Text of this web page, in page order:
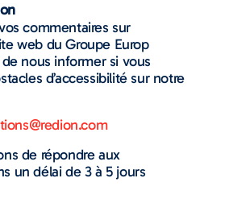
commentaires sur
web du Groupe Europ
nous informer si vous
d’accessibilité sur notre
de répondre aux
un délai de 3 à 5 jours